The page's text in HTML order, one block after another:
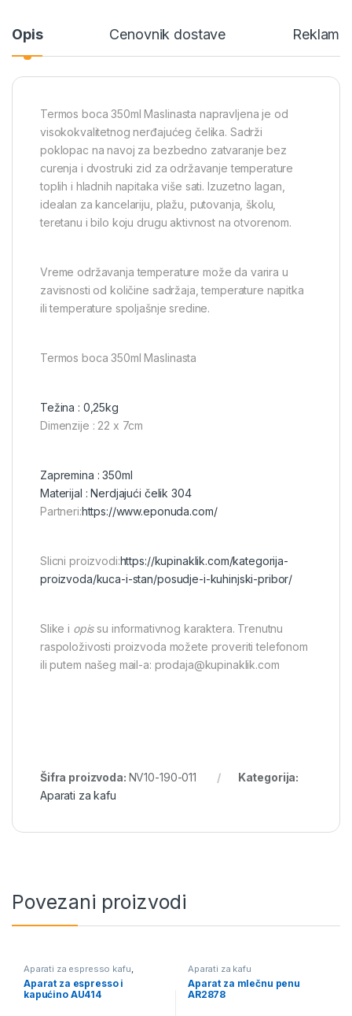
Opis Cenovnik dostave
Termos boca 350ml Maslinasta napravljena je od
visokokvalitetnog nerđajućeg čelika. Sadrži
poklopac na navoj za bezbedno zatvaranje bez
curenja i dvostruki zid za održavanje temperature
toplih i hladnih napitaka više sati. Izuzetno lagan,
idealan za kancelariju, plažu, putovanja, školu,
teretanu i bilo koju drugu aktivnost na otvorenom.
Vreme održavanja temperature može da varira u
zavisnosti od količine sadržaja, temperature napitka
ili temperature spoljašnje sredine.
Termos boca 350ml Maslinasta
Težina : 0,25kg
Dimenzije : 22 x 7cm
Zapremina : 350ml
Materijal : Nerdjajući čelik 304
Partneri:https://www.eponuda.com/
Slicni proizvodi:https://kupinaklik.com/kategorija-
proizvoda/kuca-i-stan/posudje-i-kuhinjski-pribor/
Slike i opissu informativnog karaktera. Trenutnu
raspoloživosti proizvoda možete proveriti telefonom
ili putem našeg mail-a: prodaja@kupinaklik.com
Šifra proizvoda: NV10-190-011
Kategorija:
Aparati za kafu
Povezani proizvodi
Aparati za espresso kafu,
Aparati za kafu
Aparat za espresso i
kapućino AU414
Aparati za kafu
Aparat za mlečnu penu
AR2878